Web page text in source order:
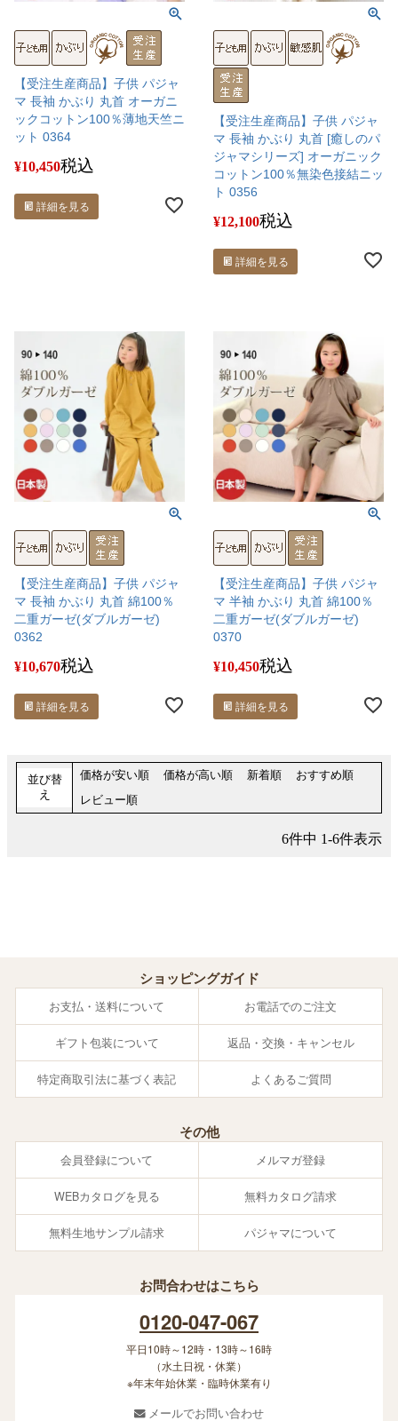
【受注生産商品】子供 パジャ
マ 長袖 かぶり 丸首 オーガニ
ックコットン100％薄地天竺ニ
ット 0364
¥10,450税込
詳細を見る
【受注生産商品】子供 パジャ
マ 長袖 かぶり 丸首 [癒しのパ
ジャマシリーズ] オーガニック
コットン100％無染色接結ニッ
ト 0356
¥12,100税込
詳細を見る
【受注生産商品】子供 パジャ
マ 長袖 かぶり 丸首 綿100％
二重ガーゼ(ダブルガーゼ)
0362
¥10,670税込
詳細を見る
【受注生産商品】子供 パジャ
マ 半袖 かぶり 丸首 綿100％
二重ガーゼ(ダブルガーゼ)
0370
¥10,450税込
詳細を見る
並び替
え
価格が安い順 価格が高い順 新着順
おすすめ順
レビュー順
6件中 1-6件表示
ショッピングガイド
お支払・送料について お電話でのご注文
ギフト包装について 返品・交換・キャンセル
特定商取引法に基づく表記 よくあるご質問
その他
会員登録について メルマガ登録
WEBカタログを見る 無料カタログ請求
無料生地サンプル請求 パジャマについて
お問合わせはこちら
0120-047-067
平日10時～12時・13時～16時
（水土日祝・休業）
※年末年始休業・臨時休業有り
メールでお問い合わせ